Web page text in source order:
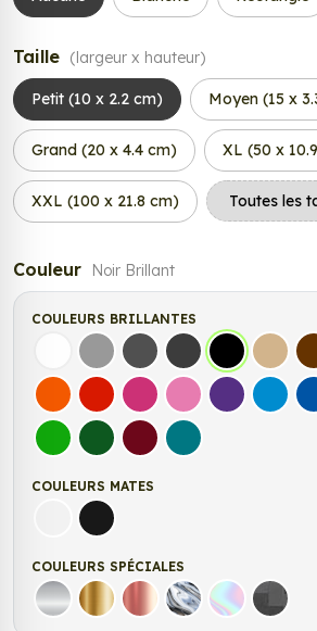
Taille (largeur x hauteur)
Petit (10 x 2.2 cm) Moyen (15 x
Grand (20 x 4.4 cm) XL (50 x
XXL (100 x 21.8 cm)
Couleur Noir Brillant
COULEURS BRILLANTES
Blanc Gris Gris FoncéGris Anthracite
Noir Beige
OrangeRouge FuchsiaRose Violet Bleu
Vert clairVert FoncéBordeauxTurquoise
COULEURS MATES
Blanc matNoir Mat
COULEURS SPÉCIALES
Argent Or Rose Gold
Chrome